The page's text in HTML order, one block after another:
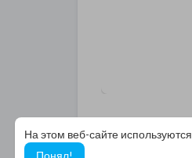
На этом веб-сайте
Понял!